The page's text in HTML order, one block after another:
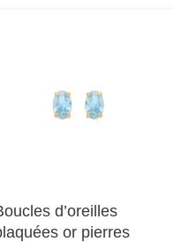
d’oreilles
or pierres